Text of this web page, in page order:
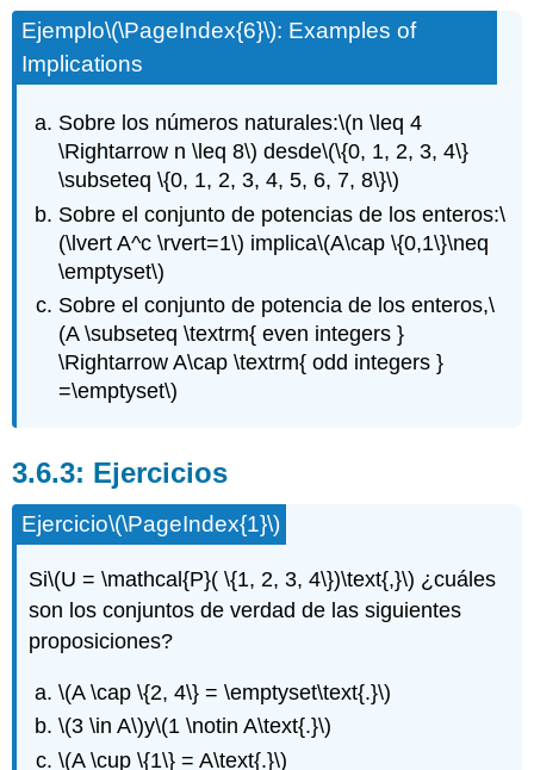
Ejemplo\(\PageIndex{6}\): Examples of
Implications
Sobre los números naturales:\(n \leq 4
\Rightarrow n \leq 8\) desde\(\{0, 1, 2, 3, 4\}
\subseteq \{0, 1, 2, 3, 4, 5, 6, 7, 8\}\)
Sobre el conjunto de potencias de los enteros:\
(\lvert A^c \rvert=1\) implica\(A\cap \{0,1\}\neq
\emptyset\)
Sobre el conjunto de potencia de los enteros,\
(A \subseteq \textrm{ even integers }
\Rightarrow A\cap \textrm{ odd integers }
=\emptyset\)
Ejercicios
Ejercicio\(\PageIndex{1}\)
Si\(U = \mathcal{P}( \{1, 2, 3, 4\})\text{,}\) ¿cuáles
son los conjuntos de verdad de las siguientes
proposiciones?
\(A \cap \{2, 4\} = \emptyset\text{.}\)
\(3 \in A\)y\(1 \notin A\text{.}\)
\(A \cup \{1\} = A\text{.}\)